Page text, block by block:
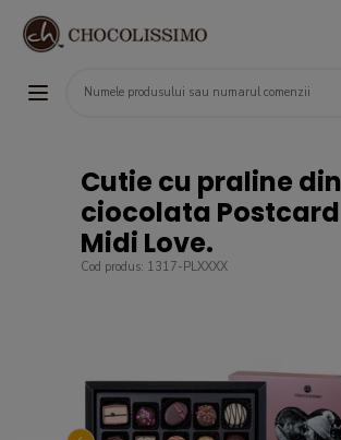
Cutie cu praline din
ciocolata Postcard
Midi Love.
Cod produs: 1317-PLXXXX